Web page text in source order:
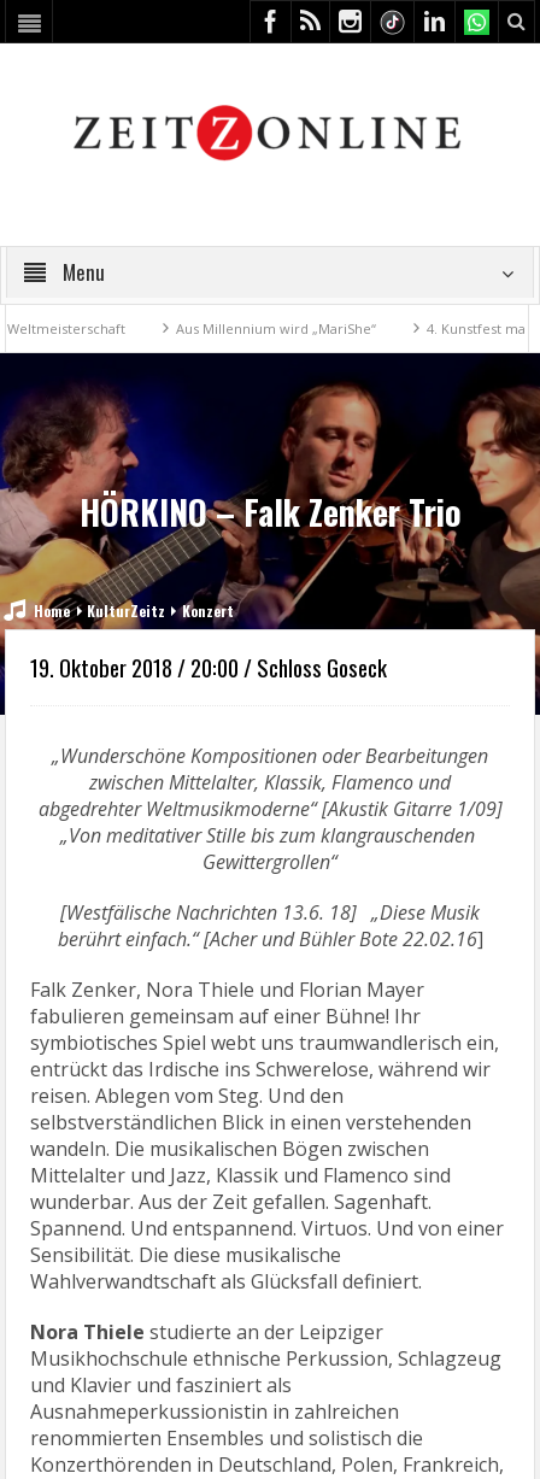
Menu
Aus Millennium wird „MariShe“ 4. Kunstfest macht
HÖRKINO – Falk Zenker Trio
Home KulturZeitz Konzert
19. Oktober 2018 / 20:00 / Schloss Goseck
„Wunderschöne Kompositionen oder Bearbeitungen
zwischen Mittelalter, Klassik, Flamenco und
abgedrehterWeltmusikmoderne“ [Akustik Gitarre 1/09]
„Von meditativer Stille bis zum klangrauschenden
Gewittergrollen“
[Westfälische Nachrichten 13.6. 18] „Diese Musik
berührt einfach.“ [Acher und Bühler Bote 22.02.16]
Falk Zenker, Nora Thiele und Florian Mayer
fabulieren gemeinsam auf einer Bühne! Ihr
symbiotisches Spiel webt uns traumwandlerisch ein,
entrückt das Irdische ins Schwerelose, während wir
reisen. Ablegen vom Steg. Und den
selbstverständlichen Blick in einen verstehenden
wandeln. Die musikalischen Bögen zwischen
Mittelalter und Jazz, Klassik und Flamenco sind
wunderbar. Aus der Zeit gefallen. Sagenhaft.
Spannend. Und entspannend. Virtuos. Und von einer
Sensibilität. Die diese musikalische
Wahlverwandtschaft als Glücksfall definiert.
Nora Thiele studierte an der Leipziger
Musikhochschule ethnische Perkussion, Schlagzeug
und Klavier und fasziniert als
Ausnahmeperkussionistin in zahlreichen
renommierten Ensembles und solistisch die
Konzerthörenden in Deutschland, Polen, Frankreich,